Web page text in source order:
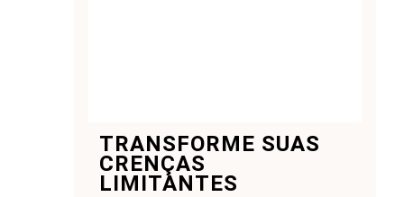
TRANSFORME SUAS
CRENÇAS
LIMITANTES